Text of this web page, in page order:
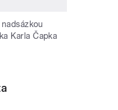
Karla Čapka